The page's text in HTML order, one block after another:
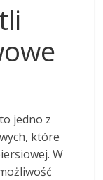
to jedno z
które
W